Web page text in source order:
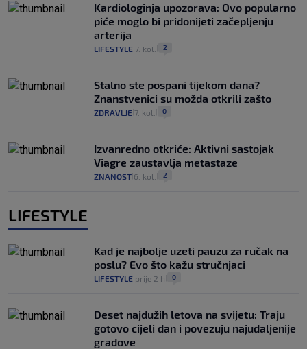
Kardiologinja upozorava: Ovo popularno
piće moglo bi pridonijeti začepljenju
arterija
LIFESTYLE 7. kol. 2
Stalno ste pospani tijekom dana?
Znanstvenici su možda otkrili zašto
ZDRAVLJE 7. kol. 0
Izvanredno otkriće: Aktivni sastojak
Viagre zaustavlja metastaze
ZNANOST 6. kol. 2
LIFESTYLE
Kad je najbolje uzeti pauzu za ručak na
poslu? Evo što kažu stručnjaci
LIFESTYLE prije 2 h 0
Deset najdužih letova na svijetu: Traju
gotovo cijeli dan i povezuju najudaljenije
gradove